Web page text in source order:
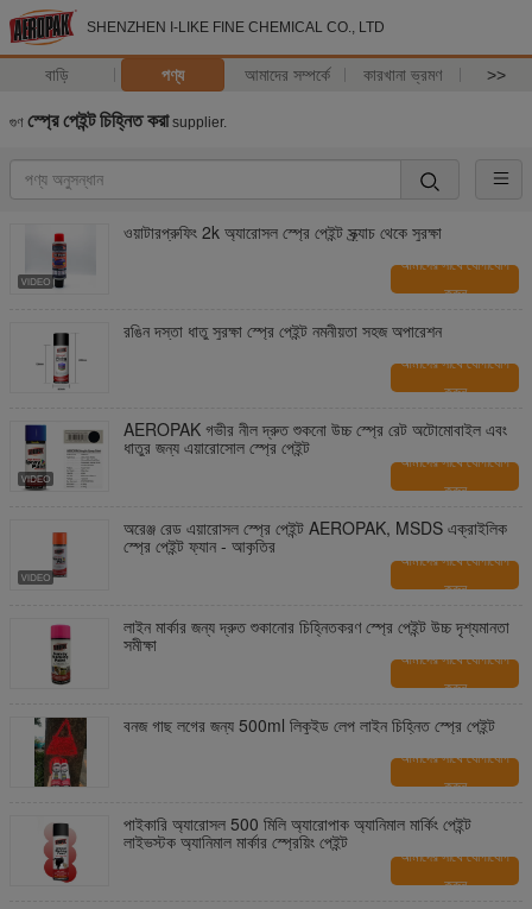
SHENZHEN I-LIKE FINE CHEMICAL CO., LTD
বাড়ি পণ্য আমাদের সম্পর্কে কারখানা ভ্রমণ >>
গুণ স্প্রে পেইন্ট চিহ্নিত করাsupplier.
ওয়াটারপ্রুফিং 2k অ্যারোসল স্প্রে পেইন্ট স্ক্র্যাচ থেকে সুরক্ষা
আমাদের সাথে যোগাযোগ
করুন
রঙিন দস্তা ধাতু সুরক্ষা স্প্রে পেইন্ট নমনীয়তা সহজ অপারেশন
আমাদের সাথে যোগাযোগ
করুন
AEROPAK গভীর নীল দ্রুত শুকনো উচ্চ স্প্রে রেট অটোমোবাইল এবং
ধাতুর জন্য এয়ারোসোল স্প্রে পেইন্ট
আমাদের সাথে যোগাযোগ
করুন
অরেঞ্জ রেড এয়ারোসল স্প্রে পেইন্ট AEROPAK, MSDS এক্রাইলিক
স্প্রে পেইন্ট ফ্যান - আকৃতির
আমাদের সাথে যোগাযোগ
করুন
লাইন মার্কার জন্য দ্রুত শুকানোর চিহ্নিতকরণ স্প্রে পেইন্ট উচ্চ দৃশ্যমানতা
সমীক্ষা
আমাদের সাথে যোগাযোগ
করুন
বনজ গাছ লগের জন্য 500ml লিকুইড লেপ লাইন চিহ্নিত স্প্রে পেইন্ট
আমাদের সাথে যোগাযোগ
করুন
পাইকারি অ্যারোসল 500 মিলি অ্যারোপাক অ্যানিমাল মার্কিং পেইন্ট
লাইভস্টক অ্যানিমাল মার্কার স্প্রেয়িং পেইন্ট
আমাদের সাথে যোগাযোগ
করুন